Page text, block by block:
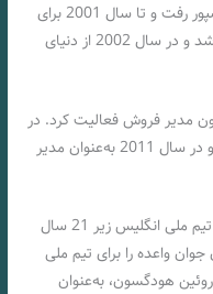
منتقل شد. در سال 1995، به تاتنهام هاتسپور رفت و تا سال 2001 برای
این تیم بازی کرد. سپس به پیراتس منتقل شد و در سال 2002 از دنیای
مدیر فروش فعالیت کرد. در
سال 2006، عضو هیئت‌مدیره پیراتس شد و در سال 2011 به‌عنوان مدیر
در سال 2013، ساوتگیت به‌عنوان سرمربی تیم ملی انگلیس زیر 21 سال
واعده را برای تیم ملی
استعفای روئین هودگسون، به‌عنوان